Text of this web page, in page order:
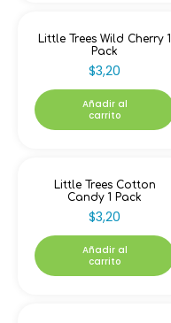
Little Trees Wild Cherry 1
Pack
$3,20
Añadir al
carrito
Little Trees Cotton
Candy 1 Pack
$3,20
Añadir al
carrito